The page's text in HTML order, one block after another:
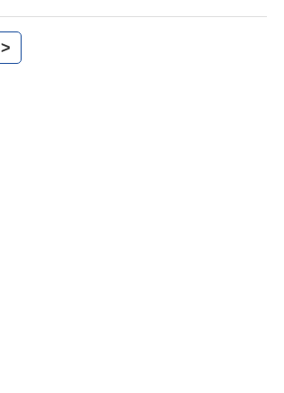
加這次葬禮。英國媒體預計整個葬禮的
>